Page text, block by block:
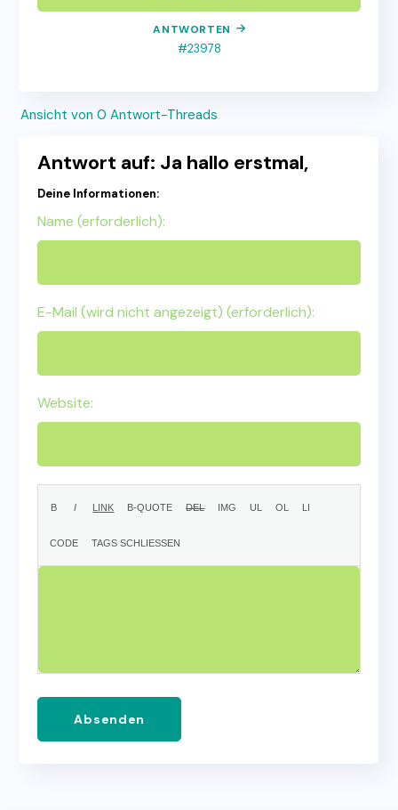
ANTWORTEN
#23978
Ansicht von 0 Antwort-Threads
Antwort auf: Ja hallo erstmal,
Deine Informationen:
Name (erforderlich):
E-Mail (wird nicht angezeigt) (erforderlich):
Website:
Absenden